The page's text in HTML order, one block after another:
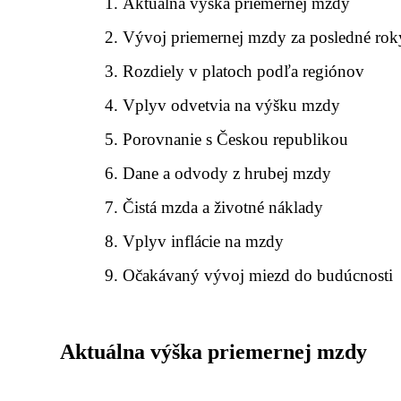
Vývoj priemernej mzdy za posledné
Rozdiely v platoch podľa regiónov
Vplyv odvetvia na výšku mzdy
Porovnanie s Českou republikou
Dane a odvody z hrubej mzdy
Čistá mzda a životné náklady
Vplyv inflácie na mzdy
Očakávaný vývoj miezd do budúcnosti
Aktuálna výška priemernej mzdy